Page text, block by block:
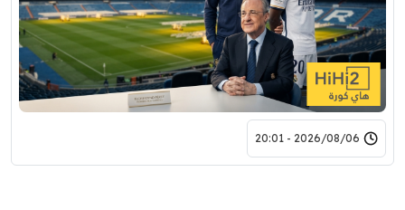
2026/08/06 - 20:01